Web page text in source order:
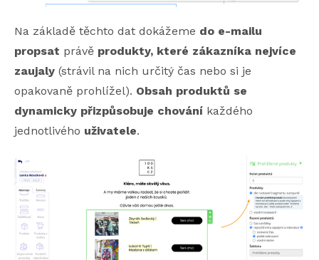
Na základě těchto dat dokážeme do e-mailu
propsat právě produkty, které zákazníka nejvíce
zaujaly (strávil na nich určitý čas nebo si je
opakovaně prohlížel). Obsah produktů se
dynamicky přizpůsobuje chování každého
jednotlivého uživatele.